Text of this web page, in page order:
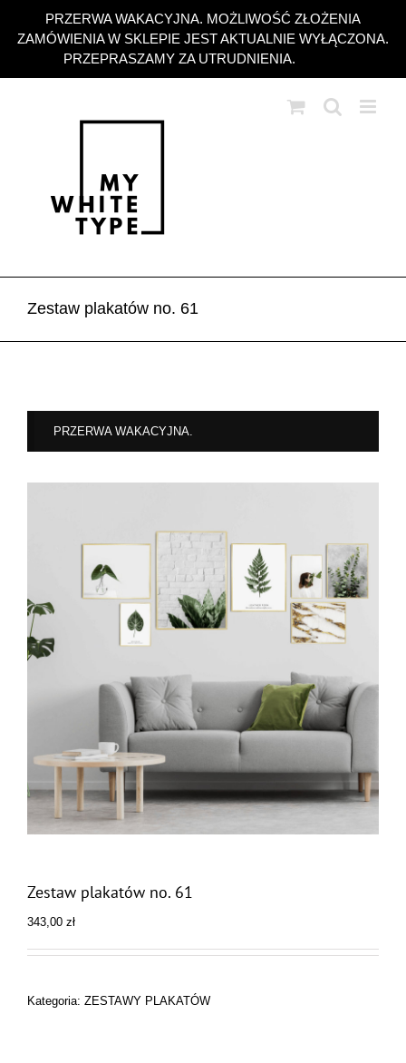
PRZERWA WAKACYJNA. MOŻLIWOŚĆ ZŁOŻENIA
ZAMÓWIENIA W SKLEPIE JEST AKTUALNIE WYŁĄCZONA.
PRZEPRASZAMY ZA UTRUDNIENIA.
zawartości
Zestaw plakatów no. 61
PRZERWA WAKACYJNA.
Zestaw plakatów no. 61
343,00 zł
Kategoria: ZESTAWY PLAKATÓW